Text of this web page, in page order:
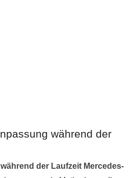
während der
der Laufzeit Mercedes-